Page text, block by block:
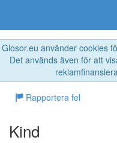
Glosor.eu använder cookies
Det används även för att
Rapportera fel
Kind